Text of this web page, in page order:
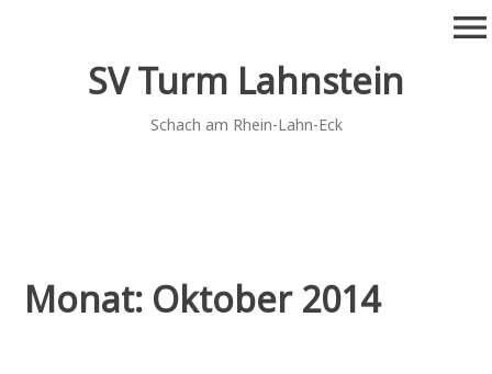
SV Turm Lahnstein
Schach am Rhein-Lahn-Eck
menu
Monat: Oktober 2014